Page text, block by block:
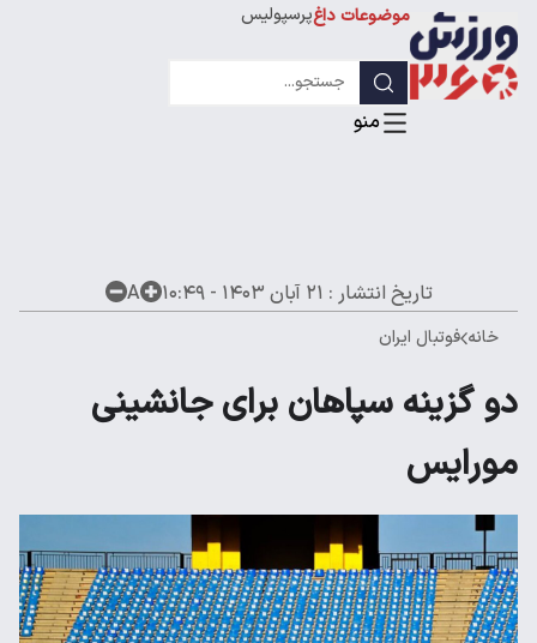
موضوعات داغپرسپولیس
لیگ قهرمانان
تاریخ انتشار : ۲۱ آبان ۱۴۰۳ - ۱۰:۴۹ A
خانه فوتبال ایران
دو گزینه سپاهان برای جانشینی
مورایس